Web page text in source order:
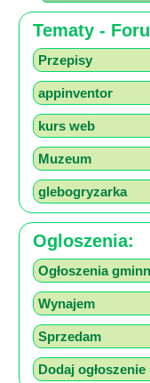
Filmy
Kamery
Informacje
Przydatne
Plakaty
Parafia
Instytucje
Organizacje
OSP
Cieklin
Noclegi
Firmy
Historia
Okolica
Tematy -
Przepisy
appinventor
kurs web
Muzeum
glebogryzarka
Ogloszenia:
Ogłoszenia
Wynajem
Sprzedam
Dodaj